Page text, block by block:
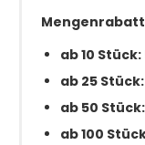
ab 10 Stück:
ab 25 Stück:
ab 50 Stück:
ab 100